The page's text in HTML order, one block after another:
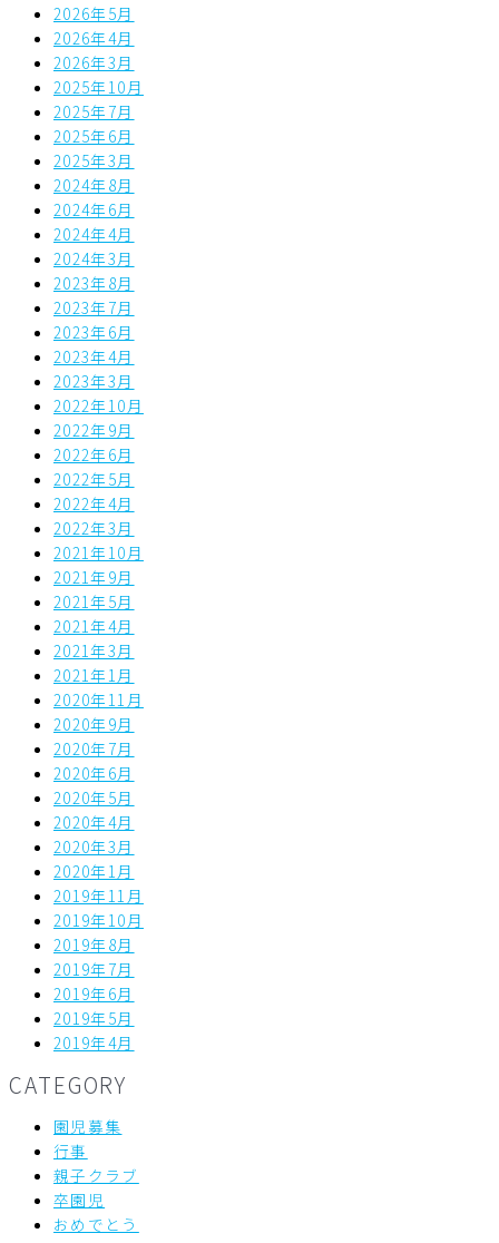
2026年5月
2026年4月
2026年3月
2025年10月
2025年7月
2025年6月
2025年3月
2024年8月
2024年6月
2024年4月
2024年3月
2023年8月
2023年7月
2023年6月
2023年4月
2023年3月
2022年10月
2022年9月
2022年6月
2022年5月
2022年4月
2022年3月
2021年10月
2021年9月
2021年5月
2021年4月
2021年3月
2021年1月
2020年11月
2020年9月
2020年7月
2020年6月
2020年5月
2020年4月
2020年3月
2020年1月
2019年11月
2019年10月
2019年8月
2019年7月
2019年6月
2019年5月
2019年4月
CATEGORY
園児募集
行事
親子クラブ
卒園児
おめでとう